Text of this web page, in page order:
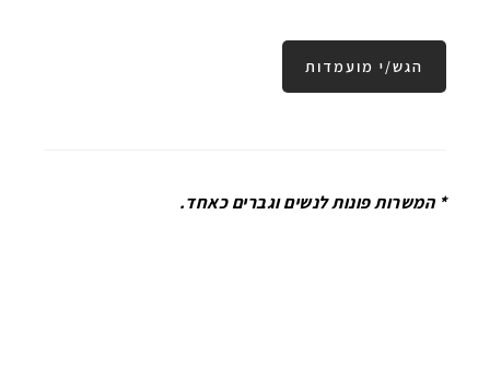
הגש/י מועמדות
* המשרות פונות לנשים וגברים כאחד.